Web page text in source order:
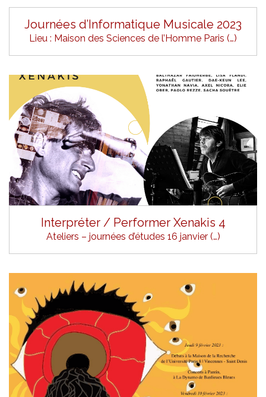
Journées d’Informatique Musicale 2023
Lieu : Maison des Sciences de l’Homme Paris (…)
Interpréter / Performer Xenakis 4
Ateliers – journées d’études 16 janvier (…)